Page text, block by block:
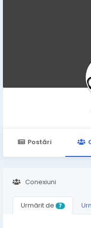
Postări
Conexiuni
Urmărit de 7